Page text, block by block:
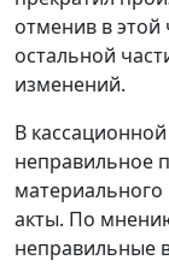
отменив в этой
остальной
изменений.
В
неправильное
акты. По
неправильные